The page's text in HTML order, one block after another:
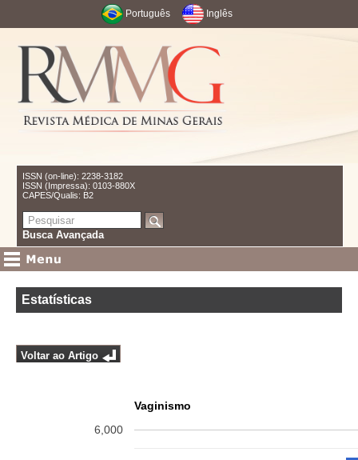
Português Inglês
ISSN (on-line): 2238-3182
ISSN (Impressa): 0103-880X
CAPES/Qualis: B2
Busca Avançada
Estatísticas
Voltar ao Artigo
Vaginismo
6,000